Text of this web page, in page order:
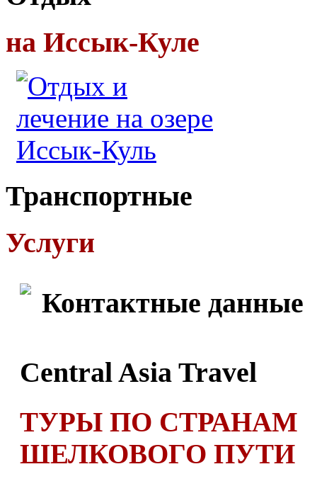
на Иссык-Куле
Транспортные
Услуги
Контактные данные
Central Asia Travel
ТУРЫ ПО СТРАНАМ
ШЕЛКОВОГО ПУТИ